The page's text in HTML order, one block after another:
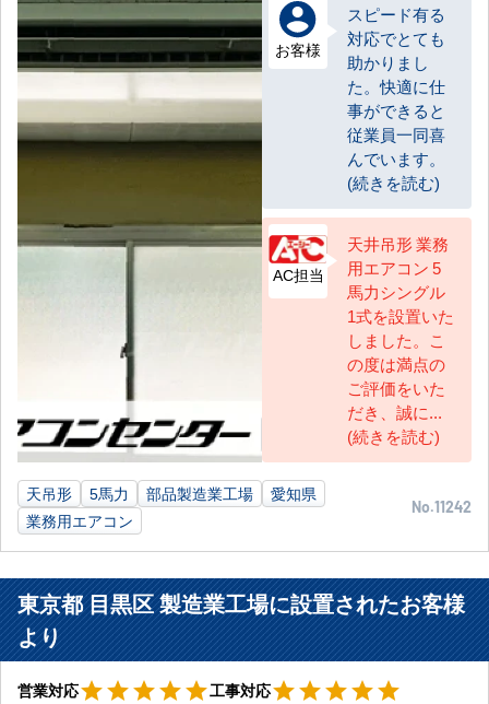
お客様
スピード有る
対応でとても
助かりまし
た。快適に仕
事ができると
従業員一同喜
んでいます。
(続きを読む)
AC担当
天井吊形 業務
用エアコン 5
馬力シングル
1式を設置いた
しました。こ
の度は満点の
ご評価をいた
だき、誠に...
(続きを読む)
天吊形 5馬力 部品製造業工場
愛知県
業務用エアコン
No.11242
東京都 目黒区 製造業工場に設置されたお客様
より
営業対応 星5
starstarstarstarstar工事対応 星5
starstarstarstarstar